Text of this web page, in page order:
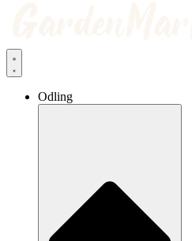
Odling